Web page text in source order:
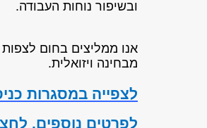
ובשיפור נוחות העבודה.
אנו ממליצים בחום
מבחינה ויזואלית.
לצפייה במסגרות
לפרטים נוספים,